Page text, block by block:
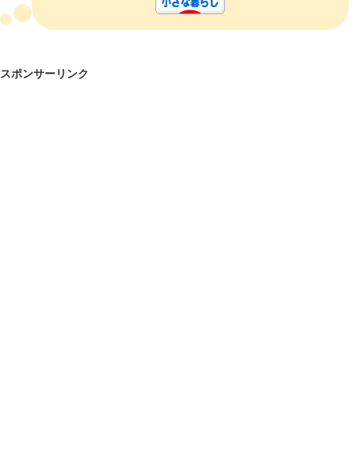
スポンサーリンク